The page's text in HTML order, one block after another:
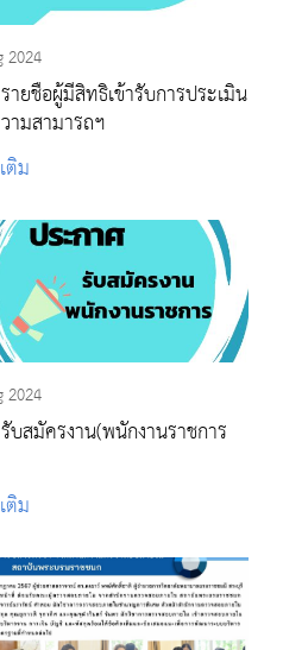
2024
ายชื่อผู้มีสิทธิเข้ารับการประเมิน
ามสามารถฯ
ติม
2024
บสมัครงาน(พนักงานราชการ
ติม